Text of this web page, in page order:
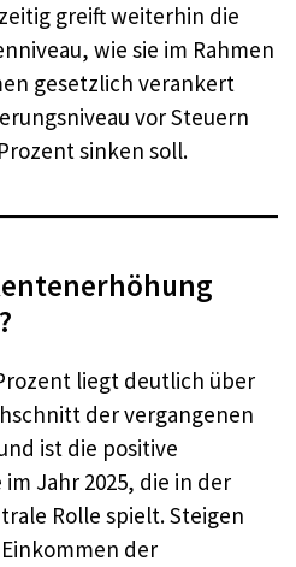
greift weiterhin die
wie sie im Rahmen
gesetzlich verankert
vor Steuern
sinken soll.
liegt deutlich über
der vergangenen
ist die positive
Jahr 2025, die in der
Rolle spielt. Steigen
der